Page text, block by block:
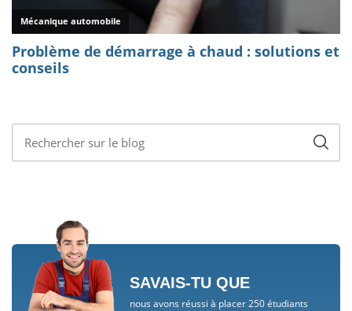
SAVAIS-TU QUE
nous avons réussi à placer 250 étudiants